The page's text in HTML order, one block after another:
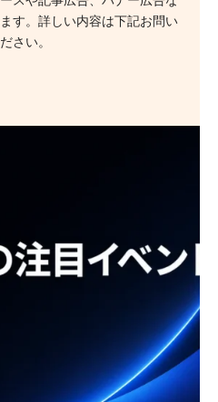
す。詳しい内容は下記お問い
さい。